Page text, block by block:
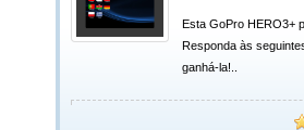
Esta GoPro HERO3+
Responda às
ganhá-la!..